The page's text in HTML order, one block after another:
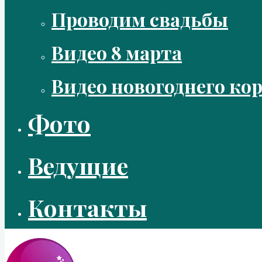
Проводим свадьбы
Видео 8 марта
Видео новогоднего
Фото
Ведущие
Контакты